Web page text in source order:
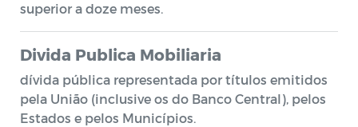
superior a doze meses.
Divida Publica Mobiliaria
dívida pública representada por títulos emitidos
pela União (inclusive os do Banco Central), pelos
Estados e pelos Municípios.